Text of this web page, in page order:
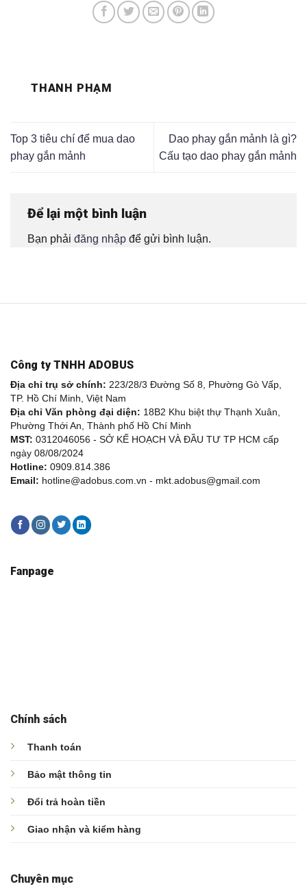
THANH PHẠM
Top 3 tiêu chí để mua dao
phay gắn mảnh
Dao phay gắn mảnh là gì?
Cấu tạo dao phay gắn mảnh
Để lại một bình luận
Bạn phải đăng nhập để gửi bình luận.
Công ty TNHH ADOBUS
Địa chỉ trụ sở chính: 223/28/3 Đường Số 8, Phường Gò Vấp,
TP. Hồ Chí Minh, Việt Nam
Địa chỉ Văn phòng đại diện: 18B2 Khu biệt thự Thạnh Xuân,
Phường Thới An, Thành phố Hồ Chí Minh
MST: 0312046056 - SỞ KẾ HOẠCH VÀ ĐẦU TƯ TP HCM cấp
ngày 08/08/2024
Hotline: 0909.814.386
Email: hotline@adobus.com.vn - mkt.adobus@gmail.com
Chính sách
Thanh toán
Bảo mật thông tin
Đổi trả hoàn tiền
Giao nhận và kiểm hàng
Chuyên mục
Fanpage